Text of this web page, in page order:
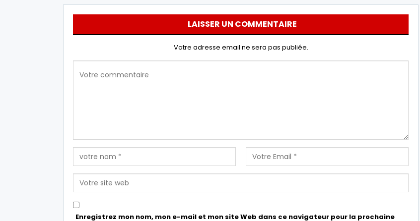
LAISSER UN COMMENTAIRE
Votre adresse email ne sera pas publiée.
Enregistrez mon nom, mon e-mail et mon site Web dans ce navigateur pour la prochaine